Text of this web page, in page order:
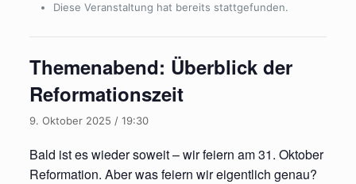
Diese Veranstaltung hat bereits stattgefunden.
Themenabend: Überblick der
Reformationszeit
9. Oktober 2025 / 19:30
Bald ist es wieder soweit – wir feiern am 31. Oktober
Reformation. Aber was feiern wir eigentlich genau?